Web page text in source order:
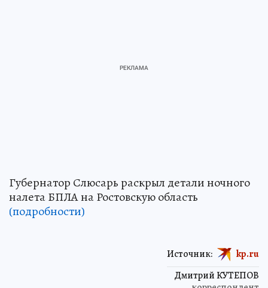
Губернатор Слюсарь раскрыл детали ночного
налета БПЛА на Ростовскую область
(подробности)
Дмитрий КУТЕПОВ
Источник: kp.ru